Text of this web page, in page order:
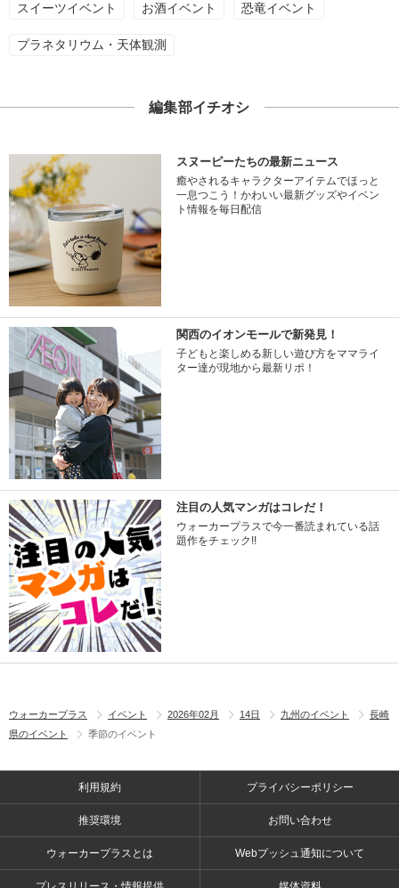
スイーツイベント お酒イベント 恐竜イベント
プラネタリウム・天体観測
編集部イチオシ
スヌーピーたちの最新ニュース
癒やされるキャラクターアイテムでほっと
一息つこう！かわいい最新グッズやイベン
ト情報を毎日配信
関西のイオンモールで新発見！
子どもと楽しめる新しい遊び方をママライ
ター達が現地から最新リポ！
注目の人気マンガはコレだ！
ウォーカープラスで今一番読まれている話
題作をチェック!!
ウォーカープラス イベント 2026年02月 14日 九州のイベント
長崎
県のイベント
季節のイベント
利用規約 プライバシーポリシー
推奨環境 お問い合わせ
ウォーカープラスとは Webプッシュ通知について